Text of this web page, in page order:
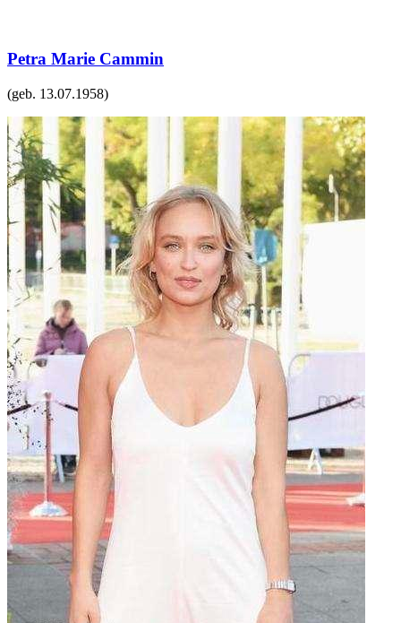
Petra Marie Cammin
(geb. 13.07.1958)